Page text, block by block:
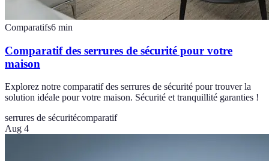
Comparatifs6 min
Comparatif des serrures de sécurité pour votre
maison
Explorez notre comparatif des serrures de sécurité pour trouver la
solution idéale pour votre maison. Sécurité et tranquillité garanties !
serrures de sécuritécomparatif
Aug 4